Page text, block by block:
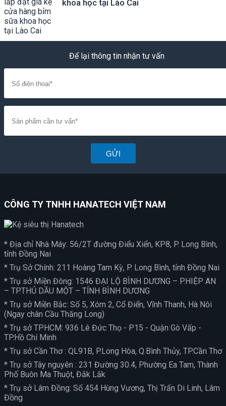
khoa học tại Lào Cai
Để lại thông tin nhận tư vấn
GỬI
CÔNG TY TNHH HANATECH VIỆT NAM
* Địa chỉ Nhà Máy: 56/2T đường Điểu Xiển, KP8, P. Long Bình,
tỉnh Đồng Nai
* Trụ Sở Chính: 211 Hoàng Tam Kỳ, P. Long Bình, tỉnh Đồng Nai
* Trụ sở Miền Đông: 1546 ĐẠI LỘ BÌNH DƯƠNG – P.HIỆP AN
– TP.THỦ DẦU MỘT – TỈNH BÌNH DƯƠNG
* Trụ sở Miền Bắc: Số 5, Xóm 2, Cổ Điển, Vĩnh Thanh, Hà Nôi
(Ngay chân Cầu Thăng Long)
* Trụ sở TPHCM: 936 Lê Đức Thọ - P15 - Quận Gò Vấp -
TP.Hồ Chí Minh
* Trụ sở Cần Thơ : QL91B, P.Long Hòa, Q.Bình Thủy, TP.Cần Thơ
* Trụ sở Tây nguyên : 231 Đường 30.4, Phường Ea Tam, Thành
Phố Buôn Ma Thuột, Đắk Lắk
* Trụ sở Lâm Đồng: Số 454 Hùng Vương, Thị Trấn Di Linh, Lâm
Đồng